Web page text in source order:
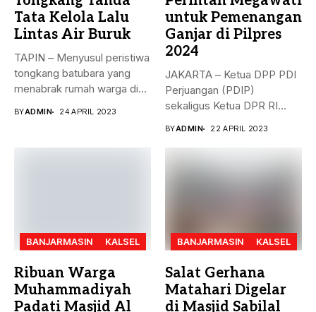
Tata Kelola Lalu
Lintas Air Buruk
TAPIN – Menyusul peristiwa
tongkang batubara yang
menabrak rumah warga di
BYADMIN 24 APRIL 2023
untuk Pemenangan
Ganjar di Pilpres
2024
JAKARTA – Ketua DPP PDI
Perjuangan (PDIP)
sekaligus Ketua DPR RI
BYADMIN 22 APRIL 2023
BANJARMASIN KALSEL
Ribuan Warga
Muhammadiyah
Padati Masjid Al
BANJARMASIN KALSEL
Salat Gerhana
Matahari Digelar
di Masjid Sabilal